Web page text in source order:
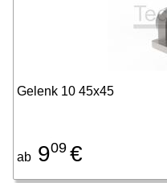
Gelenk 10 45x45
ab 909 €